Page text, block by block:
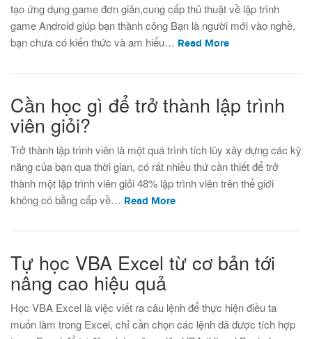
tạo ứng dụng game đơn giản,cung cấp thủ thuật về lập trình
game Android giúp bạn thành công Bạn là người mới vào nghề,
bạn chưa có kiến thức và am hiểu… Read More
Cần học gì để trở thành lập trình
viên giỏi?
Trở thành lập trình viên là một quá trình tích lũy xây dựng các kỹ
năng của bạn qua thời gian, có rất nhiều thứ cần thiết để trở
thành một lập trình viên giỏi 48% lập trình viên trên thế giới
không có bằng cấp về… Read More
Tự học VBA Excel từ cơ bản tới
nâng cao hiệu quả
Học VBA Excel là việc viết ra câu lệnh để thực hiện điều ta
muốn làm trong Excel, chỉ cần chọn các lệnh đã được tích hợp